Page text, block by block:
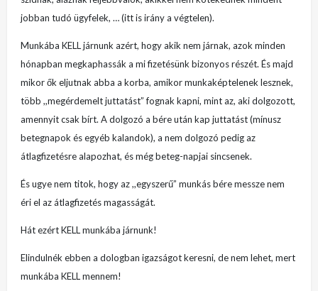
jobban tudó ügyfelek, … (itt is irány a végtelen).
Munkába KELL járnunk azért, hogy akik nem járnak, azok minden
hónapban megkaphassák a mi fizetésünk bizonyos részét. És majd
mikor ők eljutnak abba a korba, amikor munkaképtelenek lesznek,
több ,,megérdemelt juttatást” fognak kapni, mint az, aki dolgozott,
amennyit csak bírt. A dolgozó a bére után kap juttatást (mínusz
betegnapok és egyéb kalandok), a nem dolgozó pedig az
átlagfizetésre alapozhat, és még beteg-napjai sincsenek.
És ugye nem titok, hogy az ,,egyszerű” munkás bére messze nem
éri el az átlagfizetés magasságát.
Hát ezért KELL munkába járnunk!
Elindulnék ebben a dologban igazságot keresni, de nem lehet, mert
munkába KELL mennem!